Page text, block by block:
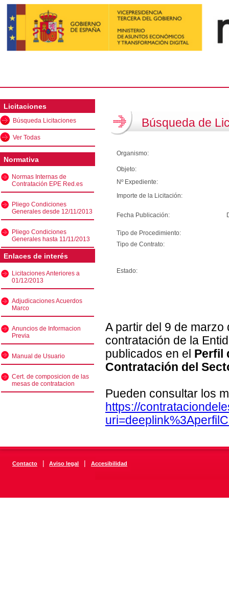
Licitaciones
Búsqueda Licitaciones
Ver Todas
Normativa
Normas Internas de
Contratación EPE Red.es
Pliego Condiciones
Generales desde 12/11/2013
Pliego Condiciones
Generales hasta 11/11/2013
Enlaces de interés
Licitaciones Anteriores a
01/12/2013
Adjudicaciones Acuerdos
Marco
Anuncios de Informacion
Previa
Manual de Usuario
Cert. de composicion de las
mesas de contratacion
Búsqueda de
Organismo:
Objeto:
Nº Expediente:
Importe de la Licitación:
Fecha Publicación:
Tipo de Procedimiento:
Tipo de Contrato:
Estado:
A partir del 9 de
contratación de la
publicados en el Perfil
Contratación del
Pueden consultar los
https://
Contacto | Aviso legal | Accesibilidad